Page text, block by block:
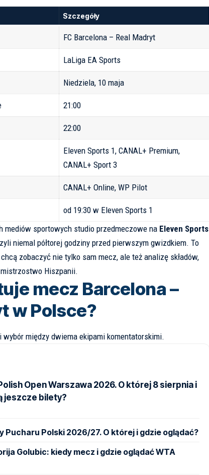
Szczegóły
FC Barcelona – Real Madryt
LaLiga EA Sports
Niedziela, 10 maja
21:00
22:00
Eleven Sports 1, CANAL+ Premium,
CANAL+ Sport 3
CANAL+ Online,WP Pilot
od 19:30 w Eleven Sports 1
mediów sportowych studio przedmeczowe na Eleven Sports
niemal półtorej godziny przed pierwszym gwizdkiem. To
zobaczyć nie tylko sam mecz, ale też analizę składów,
Hiszpanii.
mecz Barcelona –
w Polsce?
między dwiema ekipami komentatorskimi.
Polish Open Warszawa 2026. O której 8 sierpnia i
jeszcze bilety?
Pucharu Polski 2026/27. O której i gdzie oglądać?
Golubic: kiedy mecz i gdzie oglądać WTA